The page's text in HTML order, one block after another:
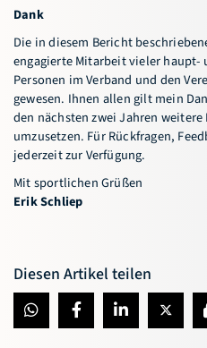
Dank
Die in diesem Bericht
engagierte Mitarbeit vieler
Personen im Verband und den
gewesen. Ihnen allen gilt mein
den nächsten zwei Jahren
umzusetzen. Für Rückfragen,
jederzeit zur Verfügung.
Mit sportlichen Grüßen
Erik Schliep
Diesen Artikel teilen